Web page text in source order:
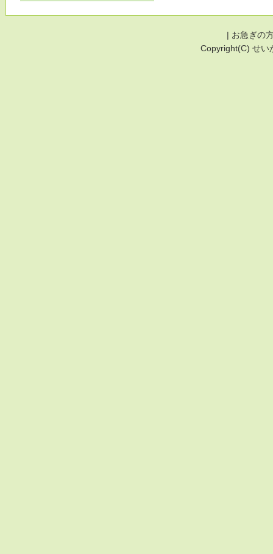
| お急ぎの
Copyright(C) せい